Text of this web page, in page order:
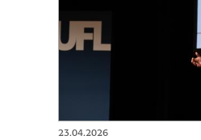
23.04.2026